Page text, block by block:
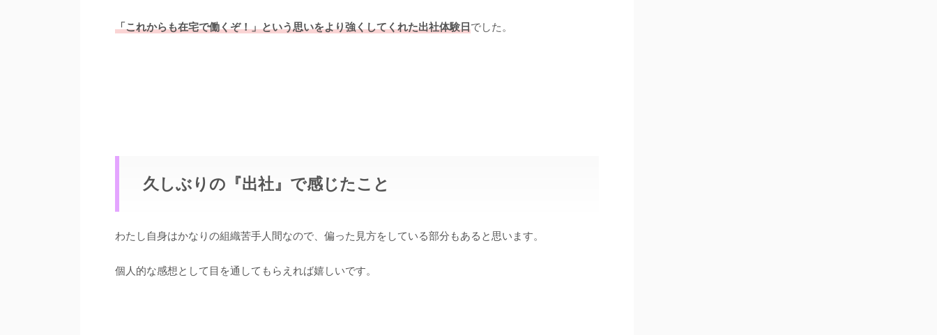
「これからも在宅で働くぞ！」という思いをより強くしてくれた出社体験日でした。
久しぶりの『出社』で感じたこと
わたし自身はかなりの組織苦手人間なので、偏った見方をしている部分もあると思います。
個人的な感想として目を通してもらえれば嬉しいです。